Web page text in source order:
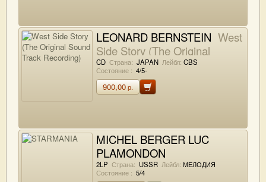
LEONARD BERNSTEIN West
Side Story (The Original
Sound Track Recording)
CD Страна: JAPAN Лейбл: CBS
Состояние : 4/5-
900,00р.
MICHEL BERGER LUC
PLAMONDON
STARMANIA
2LP Страна: USSR Лейбл: МЕЛОДИЯ
Состояние : 5/4